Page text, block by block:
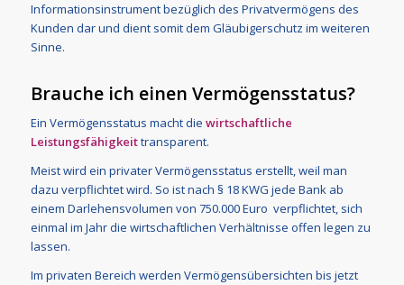
Informationsinstrument bezüglich des Privatvermögens des
Kunden dar und dient somit dem Gläubigerschutz im weiteren
Sinne.
Brauche ich einen Vermögensstatus?
Ein Vermögensstatus macht die wirtschaftliche
Leistungsfähigkeittransparent.
Meist wird ein privater Vermögensstatus erstellt, weil man
dazu verpflichtet wird. So ist nach § 18 KWG jede Bank ab
einem Darlehensvolumen von 750.000 Euro verpflichtet, sich
einmal im Jahr die wirtschaftlichen Verhältnisse offen legen zu
lassen.
Im privaten Bereich werden Vermögensübersichten bis jetzt